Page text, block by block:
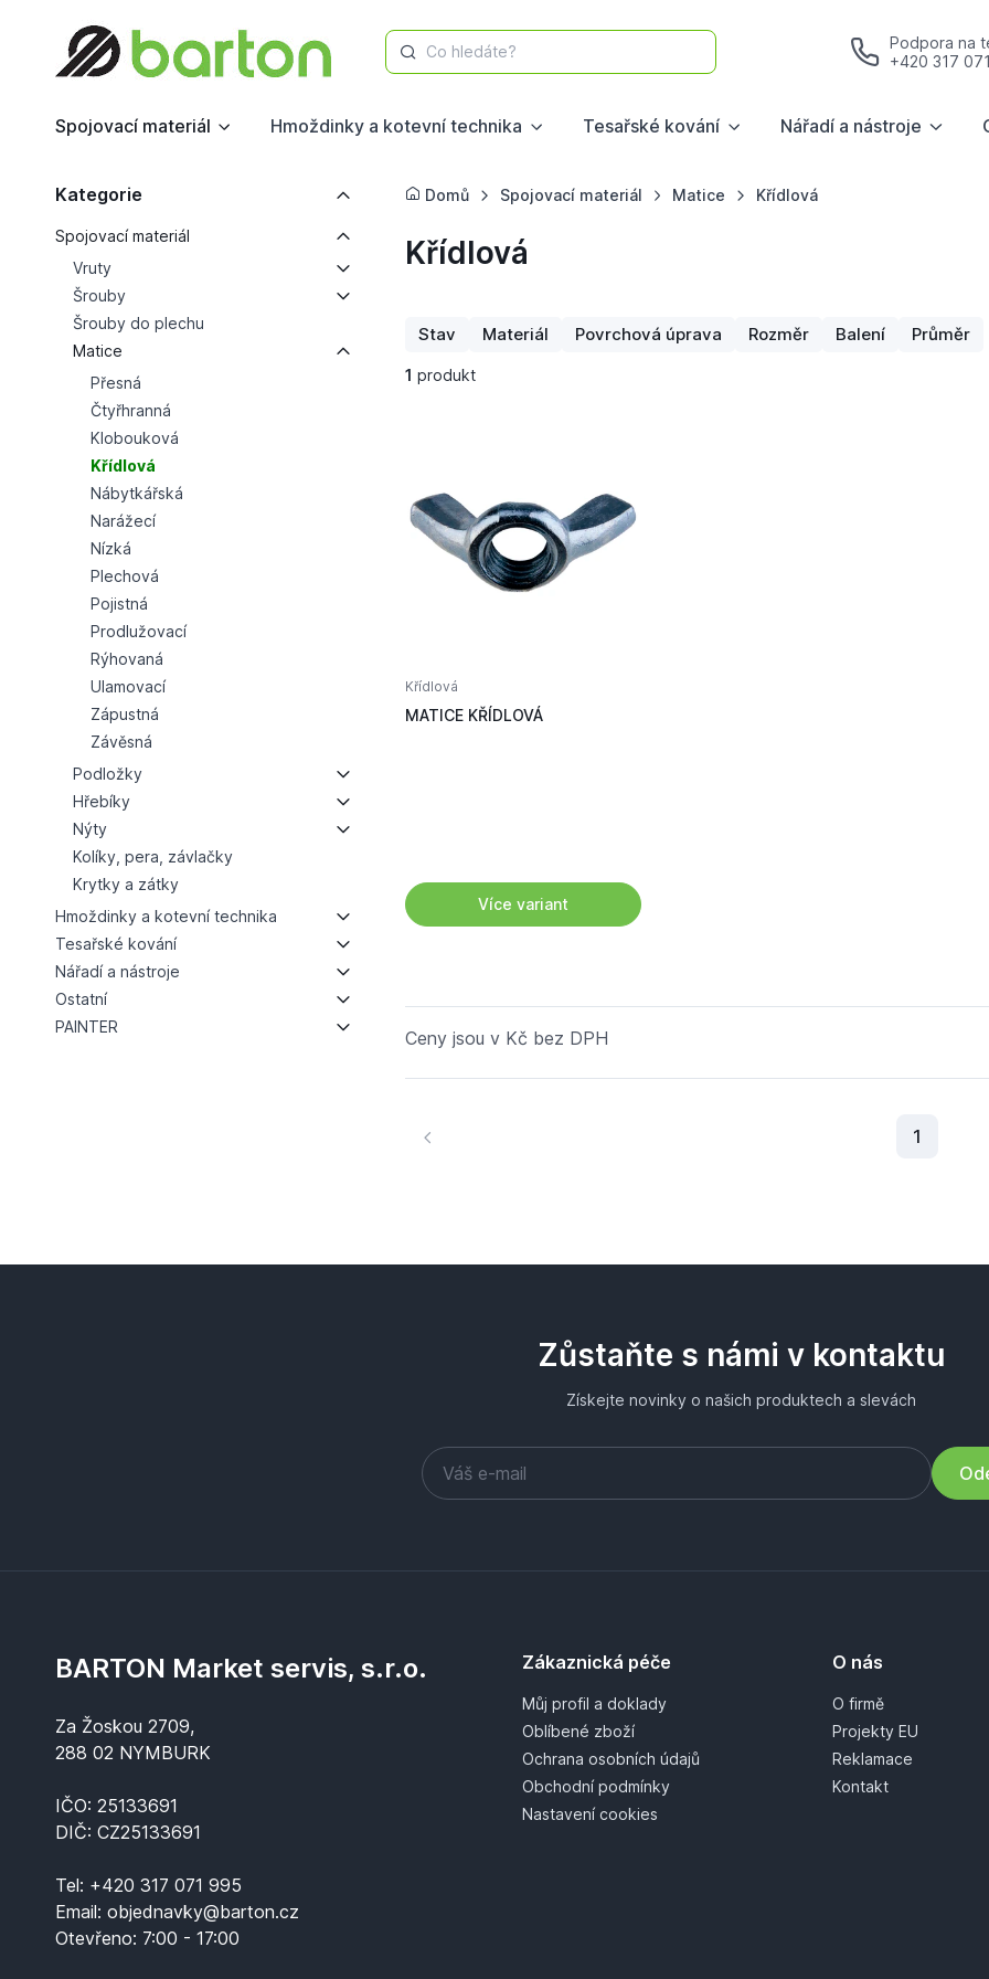
Co hledáte?
Podpora na
+420 317
Spojovací materiál Hmoždinky a kotevní technika Tesařské kování Nářadí a nástroje
Kategorie
Spojovací materiál
Vruty
Šrouby
Šrouby do plechu
Matice
Přesná
Čtyřhranná
Klobouková
Křídlová
Nábytkářská
Narážecí
Nízká
Plechová
Pojistná
Prodlužovací
Rýhovaná
Ulamovací
Zápustná
Závěsná
Podložky
Hřebíky
Nýty
Kolíky, pera, závlačky
Krytky a zátky
Hmoždinky a kotevní technika
Tesařské kování
Nářadí a nástroje
Ostatní
PAINTER
Domů Spojovací materiál Matice Křídlová
Křídlová
Stav Materiál Povrchová úprava Rozměr Balení Průměr
1 produkt
Křídlová
MATICE KŘÍDLOVÁ
Více variant
Ceny jsou v Kč bez DPH
1
Zůstaňte s námi v kontaktu
Získejte novinky o našich produktech a slevách
BARTON Market servis, s.r.o.
Za Žoskou 2709,
288 02 NYMBURK
IČO: 25133691
DIČ: CZ25133691
Tel: +420 317 071 995
Email: objednavky@barton.cz
Otevřeno: 7:00 - 17:00
Zákaznická péče
Můj profil a doklady
Oblíbené zboží
Ochrana osobních údajů
Obchodní podmínky
Nastavení cookies
O nás
O firmě
Projekty EU
Reklamace
Kontakt